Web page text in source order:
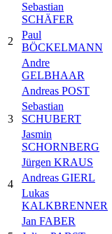
2
Sebastian
SCHÄFER
Paul
BÖCKELMANN
Andre
GELBHAAR
3
Andreas POST
Sebastian
SCHUBERT
Jasmin
SCHORNBERG
4
Jürgen KRAUS
Andreas GIERL
Lukas
KALKBRENNER
Jan FABER